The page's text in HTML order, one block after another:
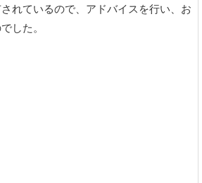
れているので、アドバイスを行い、お
した。